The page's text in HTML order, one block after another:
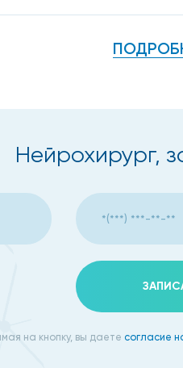
лечение
Нейрохирург,
на кнопку, вы даете согласие